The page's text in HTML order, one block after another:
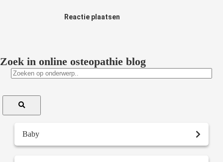
Reactie plaatsen
Zoek in online osteopathie blog
Baby